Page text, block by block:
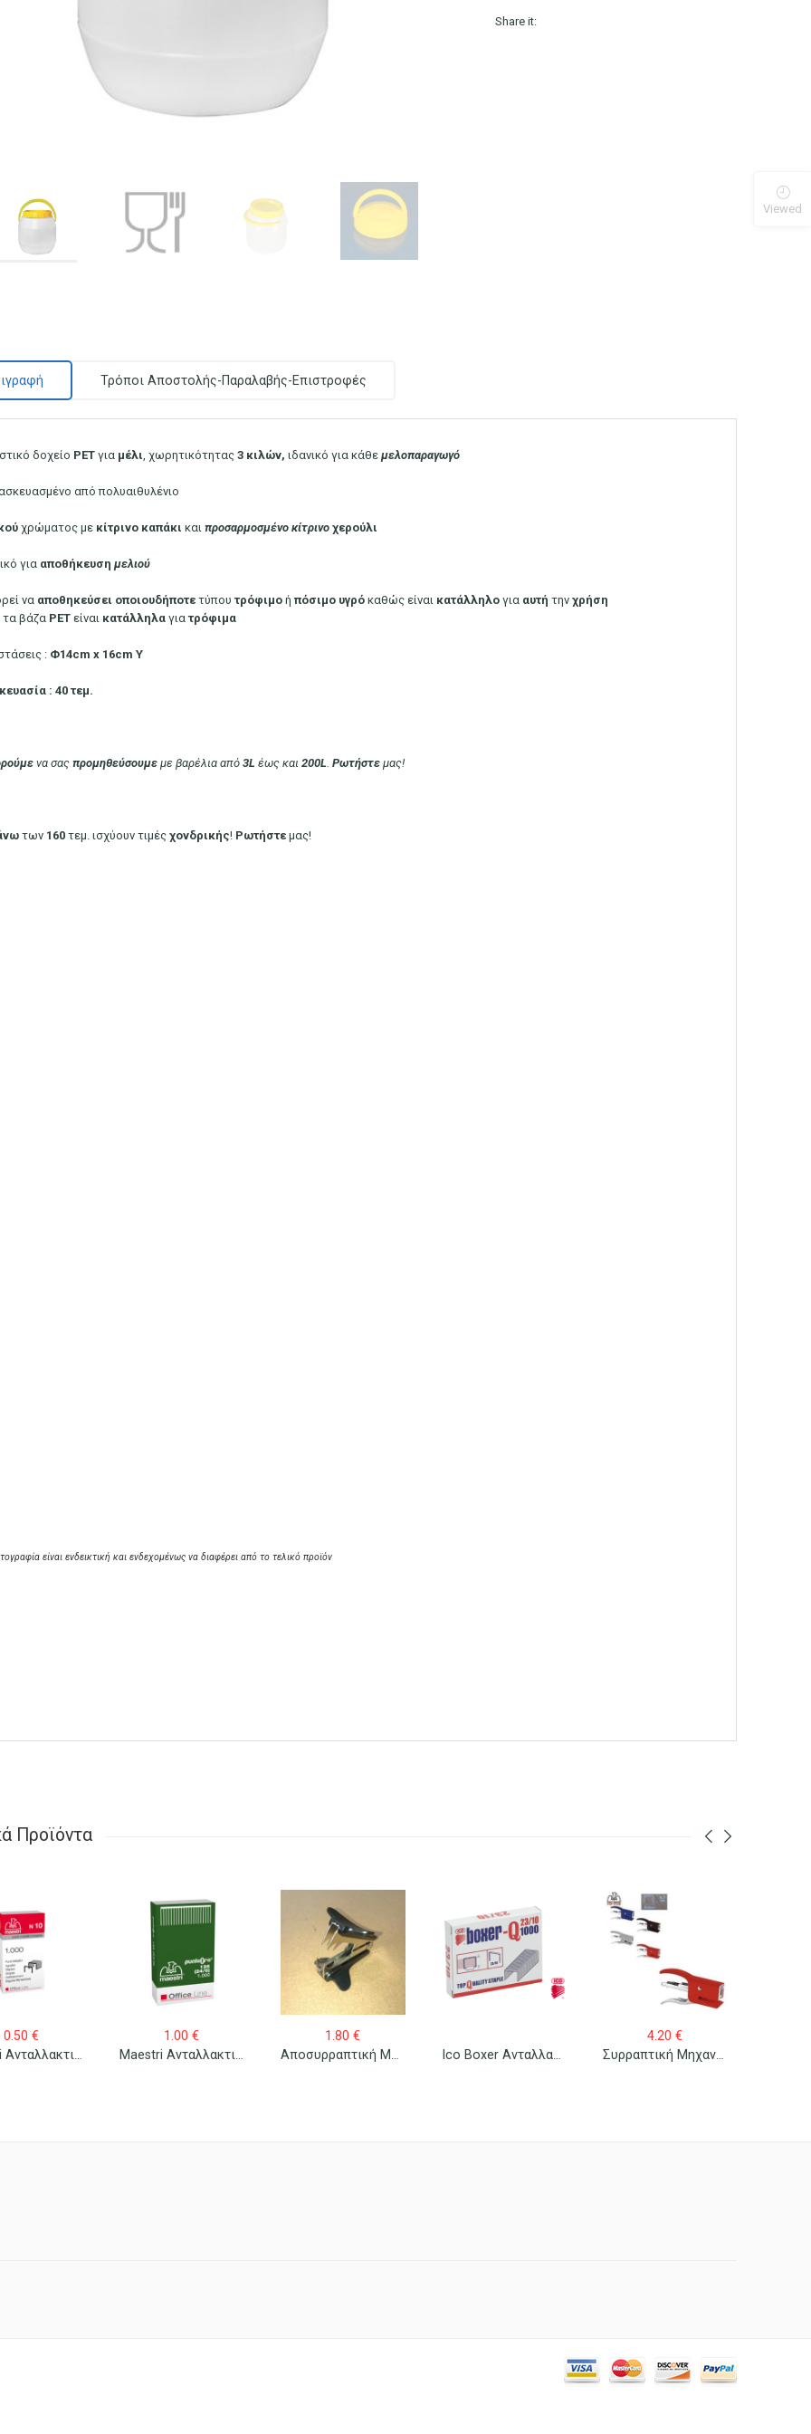
Share it:
Τρόποι Αποστολής-Παραλαβής-Επιστροφές
δοχείο ΡΕΤ για μέλι, χωρητικότητας 3 κιλών, ιδανικό για κάθε μελοπαραγωγό
από πολυαιθυλένιο
χρώματος με κίτρινο καπάκι και προσαρμοσμένο κίτρινο χερούλι
για αποθήκευση μελιού
να αποθηκεύσει οποιουδήποτε τύπου τρόφιμο ήπόσιμο υγρό καθώς είναι κατάλληλο για αυτή την χρήση
τα βάζα PET είναι κατάλληλα για τρόφιμα
: Φ14cm x 16cm Υ
: 40 τεμ.
να σας προμηθεύσουμε με βαρέλια από 3L έως και 200L. Ρωτήστε μας!
των 160 τεμ. ισχύουν τιμές χονδρικής! Ρωτήστε μας!
είναι ενδεικτική και ενδεχομένως να διαφέρει από το τελικό προϊόν
Προϊόντα
0.50 € 1.00€ 1.80€
Ico Boxer Ανταλλακτικά Σύρματα Συρραπτικού No 23/10 1000 Τεμ/κουτί
4.20€
Συρραπτική Μηχανή Maestri Mini No 10
Viewed